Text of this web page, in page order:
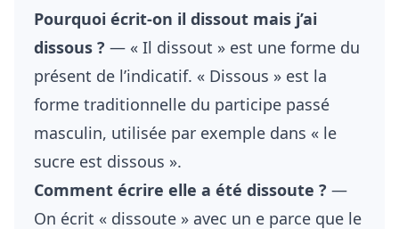
Pourquoi écrit-on il dissout mais j’ai
dissous ? — « Il dissout » est une forme du
présent de l’indicatif. « Dissous » est la
forme traditionnelle du participe passé
masculin, utilisée par exemple dans « le
sucre est dissous ».
Comment écrire elle a été dissoute ? —
On écrit « dissoute » avec un e parce que le